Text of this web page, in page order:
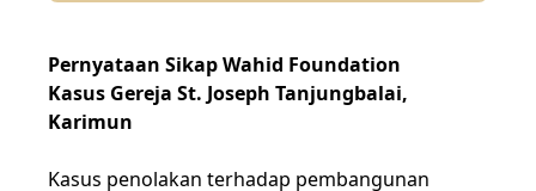
Pernyataan Sikap Wahid Foundation
Kasus Gereja St. Joseph Tanjungbalai,
Karimun
Kasus penolakan terhadap pembangunan